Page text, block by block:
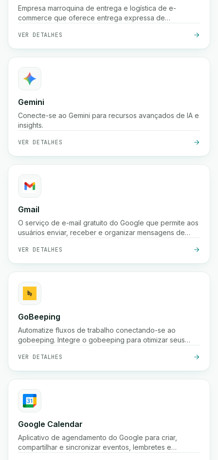
Empresa marroquina de entrega e logística de e-
commerce que oferece entrega expressa de
cidades, 48 horas nas cidades menores), recolha
gratuita, armazenamento, embalagem e serviços de
rastreamento em todo o país.
VER DETALHES
Gemini
Conecte-se ao Gemini para recursos avançados de IA e
insights.
VER DETALHES
Gmail
O serviço de e-mail gratuito do Google que permite aos
usuários enviar, receber e organizar mensagens de
pesquisa e integração com as ferramentas do Google
Workspace
VER DETALHES
GoBeeping
Automatize fluxos de trabalho conectando-se ao
gobeeping. Integre o gobeeping para otimizar seus
VER DETALHES
Google Calendar
Aplicativo de agendamento do Google para criar,
compartilhar e sincronizar eventos, lembretes e